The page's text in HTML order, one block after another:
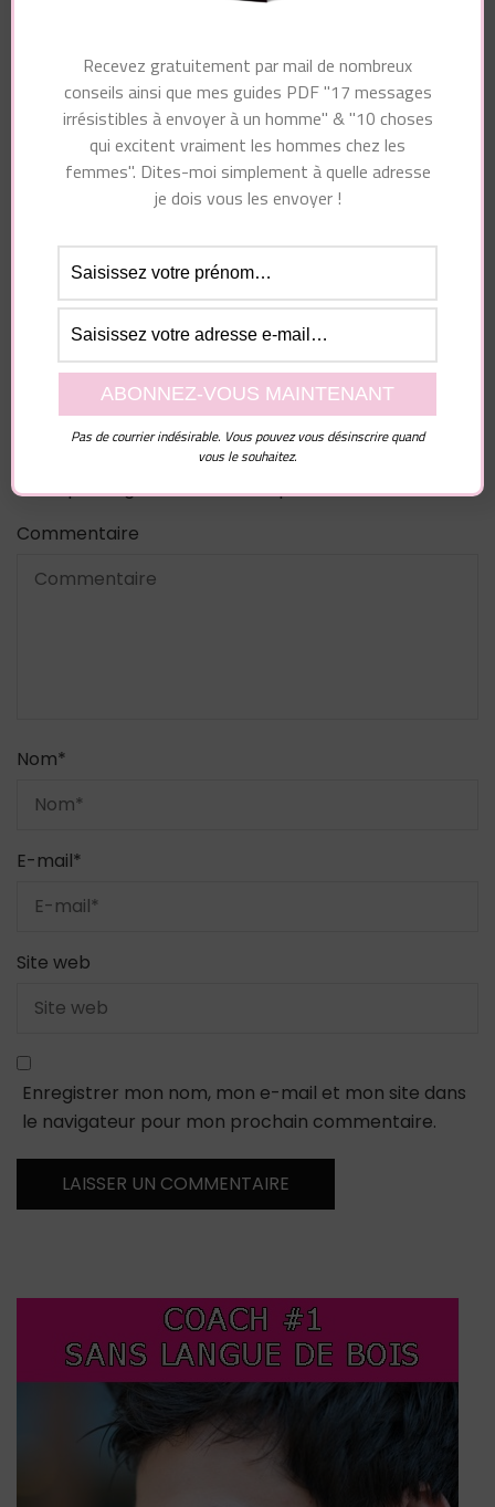
amante
Vous pourriez également aimer...
Laisser un commentaire
Votre adresse e-mail ne sera pas publiée.
champs obligatoires sont indiqués avec*
Commentaire
Nom*
E-mail*
Site web
Enregistrer mon nom, mon e-mail et mon site dans
le navigateur pour mon prochain commentaire.
Recevez gratuitement par mail de nombreux
conseils ainsi que mes guides PDF "17 messages
irrésistibles à envoyer à un homme" & "10 choses
qui excitent vraiment les hommes chez les
femmes". Dites-moi simplement à quelle adresse
je dois vous les envoyer !
Pas de courrier indésirable. Vous pouvez vous désinscrire quand
vous le souhaitez.